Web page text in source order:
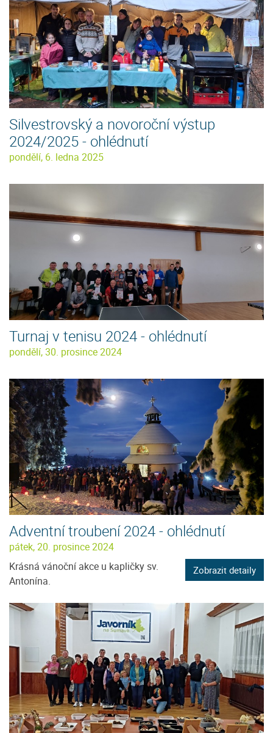
Silvestrovský a novoroční výstup
2024/2025 - ohlédnutí
pondělí, 6. ledna 2025
Turnaj v tenisu 2024 - ohlédnutí
pondělí, 30. prosince 2024
Adventní troubení 2024 - ohlédnutí
pátek, 20. prosince 2024
Krásná vánoční akce u kapličky sv.
Antonína.
Zobrazit detaily